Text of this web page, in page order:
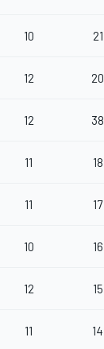
10 21
12 20
12 38
11 18
11 17
10 16
12 15
11 14